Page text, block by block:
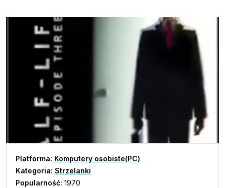
Platforma: Komputery osobiste(PC)
Kategoria: Strzelanki
Popularność: 1970